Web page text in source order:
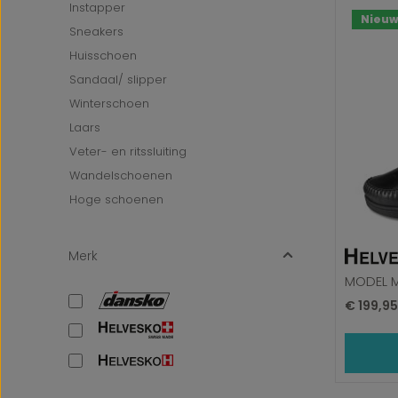
Instapper
Sneakers
Huisschoen
Sandaal/ slipper
Winterschoen
Laars
Veter- en ritssluiting
Wandelschoenen
Hoge schoenen
Merk
Nieuw
MODEL
Normale
€ 199,95